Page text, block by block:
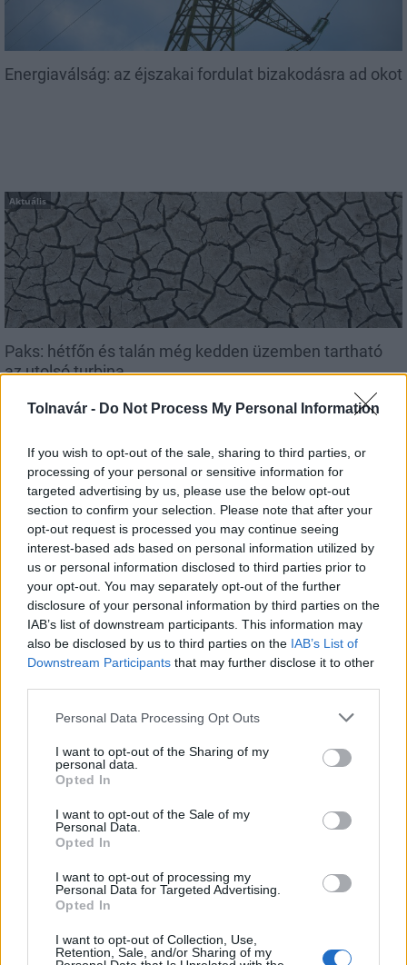
Tolnavár - Do Not Process My Personal Information
If you wish to opt-out of the sale, sharing to third parties, or
processing of your personal or sensitive information for
targeted advertising by us, please use the below opt-out
section to confirm your selection. Please note that after your
opt-out request is processed you may continue seeing
interest-based ads based on personal information utilized by
us or personal information disclosed to third parties prior to
your opt-out. You may separately opt-out of the further
disclosure of your personal information by third parties on the
IAB’s list of downstream participants. This information may
also be disclosed by us to third parties on the IAB’s List of
Downstream Participants that may further disclose it to other
Please note that this website/app uses one or more Google
not limited to your visit or usage behaviour. You may click to
grant or deny consent to Google and its third-party tags to
use your data for below specified purposes in below Google
consent section.
Personal Data Processing Opt Outs
I want to opt-out of the Sharing of my
personal data.
Opted In
I want to opt-out of the Sale of my
Personal Data.
Opted In
I want to opt-out of processing my
Personal Data for Targeted Advertising.
Opted In
I want to opt-out of Collection, Use,
Retention, Sale, and/or Sharing of my
Energiaválság: az éjszakai fordulat bizakodásra ad okot
Aktuális
Paks: hétfőn és talán még kedden üzemben tartható
az utolsó turbina
Aktuális
Az atomerőmű egyetlen hatása a környezetre, hogy a
Duna vizét némileg felmelegíti
MAGYAR ÉPÍTŐK